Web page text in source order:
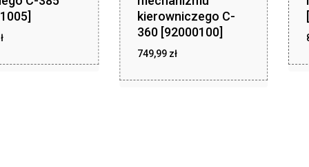
kierowniczego C-
360 [92000100]
749,99 zł